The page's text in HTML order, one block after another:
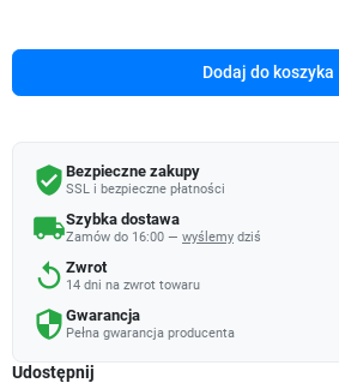
Dodaj do koszyka
verified_user Bezpieczne zakupy
SSL i bezpieczne płatności
local_shippingSzybka dostawa
Zamów do 16:00 — wyślemy dziś
replay Zwrot
14 dni na zwrot towaru
security Gwarancja
Pełna gwarancja producenta
Udostępnij